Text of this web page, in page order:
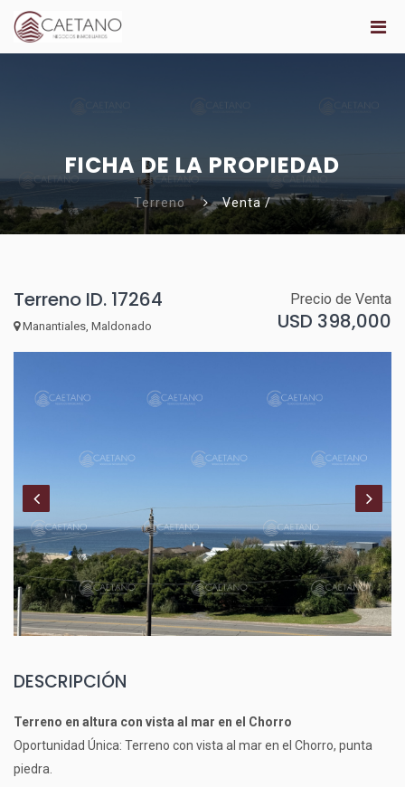
FICHA DE LA PROPIEDAD
Terreno Venta /
Terreno ID. 17264
Manantiales, Maldonado
Precio de Venta
USD 398,000
DESCRIPCIÓN
Terreno en altura con vista al mar en el Chorro
Oportunidad Única: Terreno con vista al mar en el Chorro, punta
piedra.